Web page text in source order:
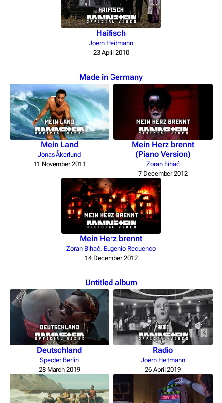
Haifisch
Joern Heitmann
23 April 2010
Made in Germany
Mein Land
Jonas Åkerlund
11 November 2011
Mein Herz brennt
(Piano Version)
Zoran Bihać
7 December 2012
Mein Herz brennt
Zoran Bihać, Eugenio Recuenco
14 December 2012
Untitled album
Deutschland
Specter Berlin
28 March 2019
Radio
Joern Heitmann
26 April 2019